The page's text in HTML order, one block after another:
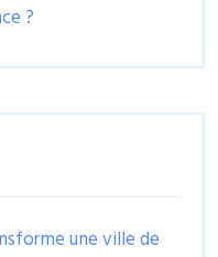
?
une ville de